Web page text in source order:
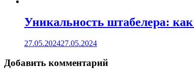
Уникальность штабелера:
27.05.202427.05.2024
Добавить комментарий